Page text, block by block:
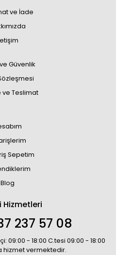
ve İade
Güvenlik
Teslimat
Sepetim
Blog
Hizmetleri
237 57 08
09:00 - 18:00 C.tesi 09:00 - 18:00
hizmet vermektedir.